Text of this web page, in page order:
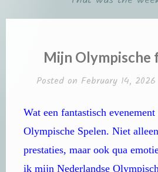
Mijn
Posted on February 14, 2026
Wat een fantastisch
Olympische Spelen. Niet
prestaties, maar ook qua
ik mijn Nederlandse